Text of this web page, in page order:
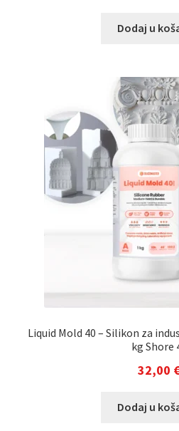
Dodaj u
Liquid Mold 40 – Silikon za
kg Shore
32,00
Dodaj u